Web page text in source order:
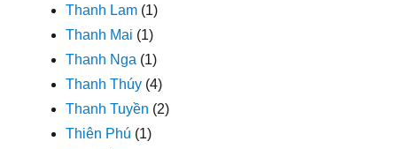
Thanh Lam (1)
Thanh Mai (1)
Thanh Nga (1)
Thanh Thúy (4)
Thanh Tuyền (2)
Thiên Phú (1)